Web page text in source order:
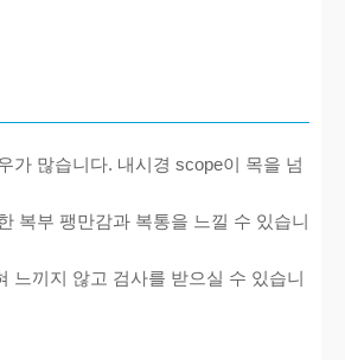
가 많습니다. 내시경 scope이 목을 넘
복부 팽만감과 복통을 느낄 수 있습니
느끼지 않고 검사를 받으실 수 있습니